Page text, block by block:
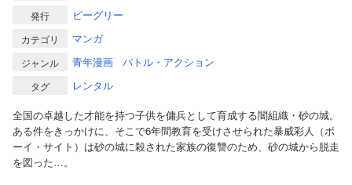
発行 ビーグリー
カテゴリ マンガ
ジャンル 青年漫画 バトル・アクション
タグ
レンタル
全国の卓越した才能を持つ子供を傭兵として育成する闇組織・砂の城。
ある件をきっかけに、そこで6年間教育を受けさせられた暴威彩人（ボ
ーイ・サイト）は砂の城に殺された家族の復讐のため、砂の城から脱走
を図った…。